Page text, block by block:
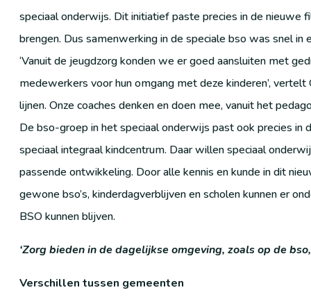
speciaal onderwijs. Dit initiatief paste precies in de nieuwe
brengen. Dus samenwerking in de speciale bso was snel in
‘Vanuit de jeugdzorg konden we er goed aansluiten met
medewerkers voor hun omgang met deze kinderen’,
lijnen. Onze coaches denken en doen mee, vanuit het
De bso-groep in het speciaal onderwijs past ook precies in
speciaal integraal kindcentrum. Daar willen speciaal
passende ontwikkeling. Door alle kennis en kunde in dit
gewone bso’s, kinderdagverblijven en scholen kunnen er
BSO kunnen blijven.
‘Zorg bieden in de dagelijkse omgeving, zoals op de
Verschillen tussen gemeenten